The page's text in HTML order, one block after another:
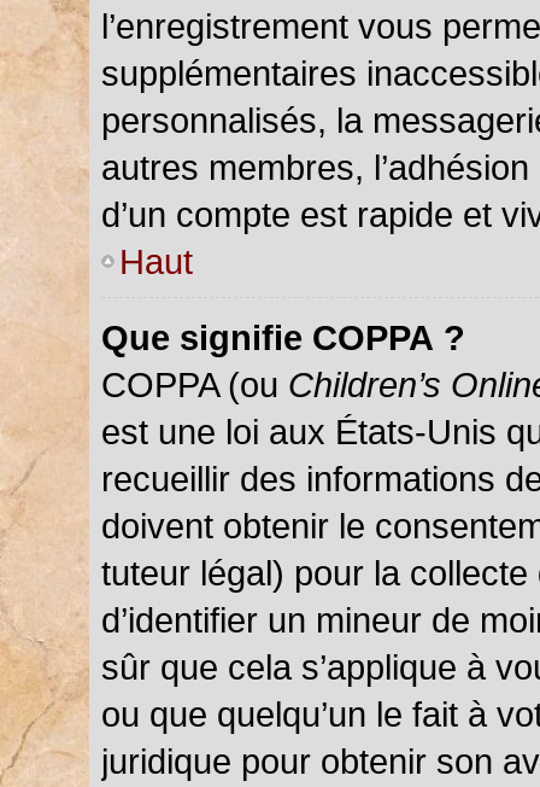
l’enregistrement vous
supplémentaires
personnalisés, la
autres membres,
d’un compte est rapide et
Haut
Que signifie COPPA ?
COPPA (ou Children’s
est une loi aux États-Unis
recueillir des informations
doivent obtenir le
tuteur légal) pour la
d’identifier un mineur de
sûr que cela s’applique à
ou que quelqu’un le fait à
juridique pour obtenir son